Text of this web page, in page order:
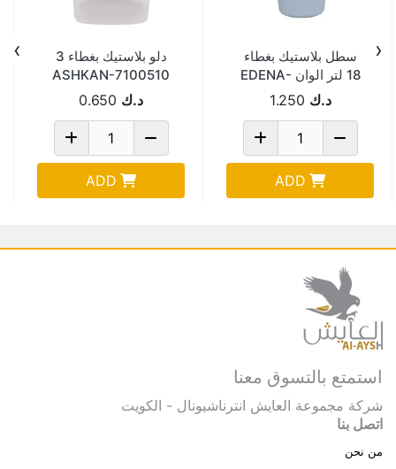
سطل بلاستيك بغطاء
18 لتر الوان EDENA-
2004د.ك 1.250
ADD
دلو بلاستيك بغطاء 3
ASHKAN-7100510
د.ك 0.650
ADD
‹
›
استمتع بالتسوق معنا
شركة مجموعة العايش انترناشيونال - الكويت
اتصل بنا
من نحن